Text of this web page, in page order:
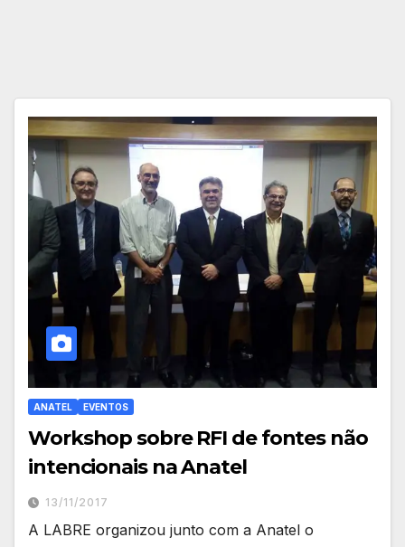
ANATEL EVENTOS
Workshop sobre RFI de fontes não
intencionais na Anatel
13/11/2017
A LABRE organizou junto com a Anatel o